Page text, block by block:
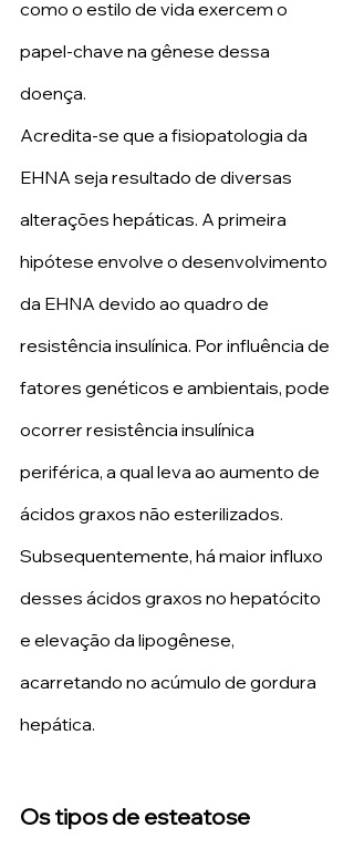
como o estilo de vida exercem o
papel-chave na gênese dessa
doença.
Acredita-se que a fisiopatologia da
EHNA seja resultado de diversas
alterações hepáticas. A primeira
hipótese envolve o desenvolvimento
da EHNA devido ao quadro de
resistência insulínica. Por influência de
fatores genéticos e ambientais, pode
ocorrer resistência insulínica
periférica, a qual leva ao aumento de
ácidos graxos não esterilizados.
Subsequentemente, há maior influxo
desses ácidos graxos no hepatócito
e elevação da lipogênese,
acarretando no acúmulo de gordura
hepática.
Os tipos de esteatose